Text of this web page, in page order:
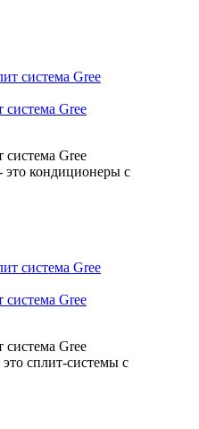
Gree
Gree
кондиционеры с
Gree
Gree
сплит-системы с